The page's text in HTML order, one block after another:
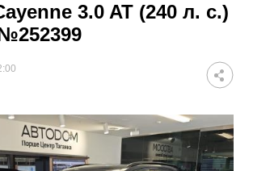
3.0 AT (240 л. с.)